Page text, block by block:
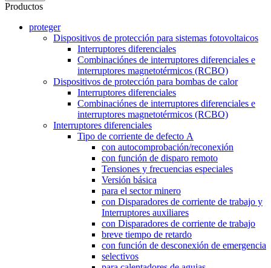
Productos
proteger
Dispositivos de protección para sistemas fotovoltaicos
Interruptores diferenciales
Combinaciónes de interruptores diferenciales e
interruptores magnetotérmicos (RCBO)
Dispositivos de protección para bombas de calor
Interruptores diferenciales
Combinaciónes de interruptores diferenciales e
interruptores magnetotérmicos (RCBO)
Interruptores diferenciales
Tipo de corriente de defecto A
con autocomprobación/reconexión
con función de disparo remoto
Tensiones y frecuencias especiales
Versión básica
para el sector minero
con Disparadores de corriente de trabajo y
Interruptores auxiliares
con Disparadores de corriente de trabajo
breve tiempo de retardo
con función de desconexión de emergencia
selectivos